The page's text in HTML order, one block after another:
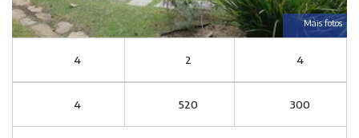
Mais fotos
4 2 4
4 520 300